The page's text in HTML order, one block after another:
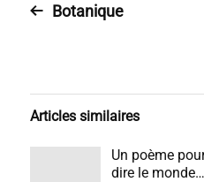
Botanique
Articles similaires
Un poème
dire le